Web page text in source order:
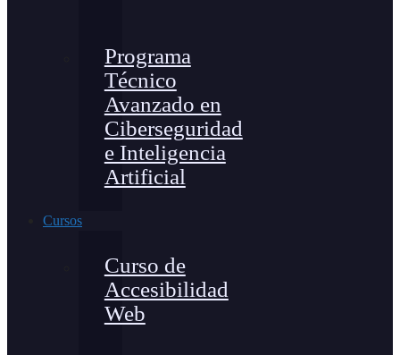
Programa
Técnico
Avanzado en
Ciberseguridad
e Inteligencia
Artificial
Cursos
Curso de
Accesibilidad
Web